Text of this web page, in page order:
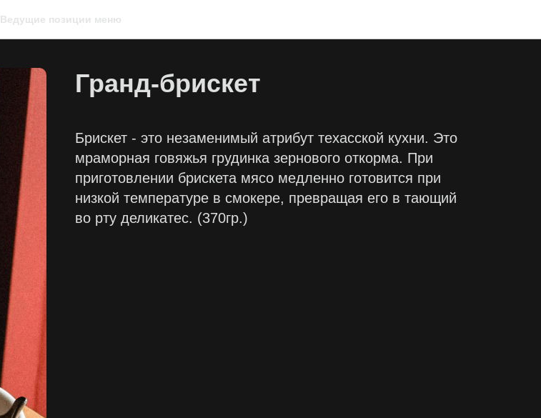
Ведущие позиции меню
Гранд-брискет
Брискет - это незаменимый атрибут техасской кухни. Это
мраморная говяжья грудинка зернового откорма. При
приготовлении брискета мясо медленно готовится при
низкой температуре в смокере, превращая его в тающий
во рту деликатес. (370гр.)